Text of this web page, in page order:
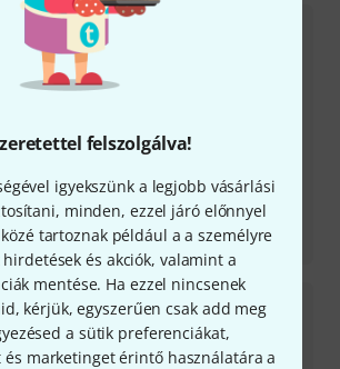
felszolgálva!
igyekszünk a legjobb vásárlási
minden, ezzel járó előnnyel
tartoznak például a a személyre
és akciók, valamint a
mentése. Ha ezzel nincsenek
kérjük, egyszerűen csak add meg
a sütik preferenciákat,
és marketinget érintő használatára a
Single Pedal